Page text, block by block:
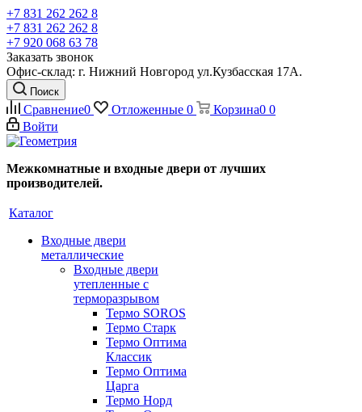
+7 831 262 262 8
+7 831 262 262 8
+7 920 068 63 78
Заказать звонок
Офис-склад: г. Нижний Новгород ул.Кузбасская 17А.
Поиск
Сравнение0 Отложенные 0 Корзина0 0
Войти
Межкомнатные и входные двери от лучших
производителей.
Каталог
Входные двери
металлические
Входные двери
утепленные с
терморазрывом
Термо SOROS
Термо Старк
Термо Оптима
Классик
Термо Оптима
Царга
Термо Норд